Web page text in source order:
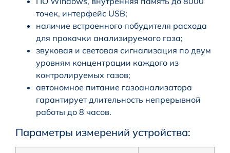
точек, интерфейс USB;
наличие встроенного побудителя расхода
для прокачки анализируемого газа;
звуковая и световая сигнализация по двум
уровням концентрации каждого из
контролируемых газов;
автономное питание газоанализатора
гарантирует длительность непрерывной
работы до 8 часов.
Параметры измерений устройства: